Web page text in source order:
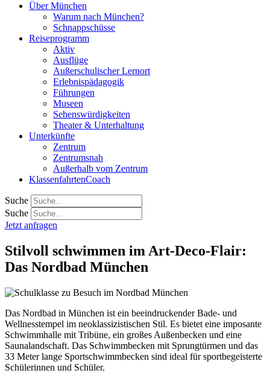
Über München
Warum nach München?
Schnappschüsse
Reiseprogramm
Aktiv
Ausflüge
Außerschulischer Lernort
Erlebnispädagogik
Führungen
Museen
Sehenswürdigkeiten
Theater & Unterhaltung
Unterkünfte
Zentrum
Zentrumsnah
Außerhalb vom Zentrum
KlassenfahrtenCoach
Suche
Suche
Jetzt anfragen
Stilvoll schwimmen im Art-Deco-Flair:
Das Nordbad München
Das Nordbad in München ist ein beeindruckender Bade- und
Wellnesstempel im neoklassizistischen Stil. Es bietet eine imposante
Schwimmhalle mit Tribüne, ein großes Außenbecken und eine
Saunalandschaft. Das Schwimmbecken mit Sprungtürmen und das
33 Meter lange Sportschwimmbecken sind ideal für sportbegeisterte
Schülerinnen und Schüler.